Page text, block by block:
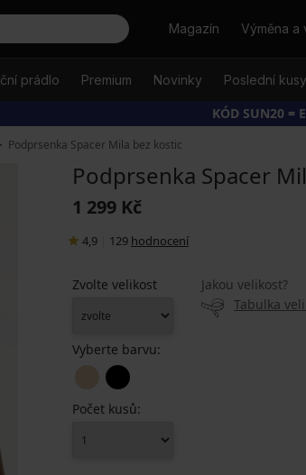
HledatMagazín Výměna a
prádlo Premium Novinky Poslední kusy
KÓD SUN20 =
Podprsenka Spacer Mila bez kostic
Podprsenka Spacer
1 299 Kč
4,9 129 hodnocení
Zvolte velikost
Jakou velikost?
Tabulka
Vyberte barvu:
Počet kusů: